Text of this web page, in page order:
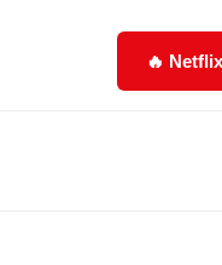
🔥